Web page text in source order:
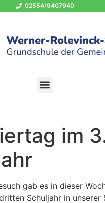
02554/9407940
im
gab es in dieser
Schuljahr in unserer